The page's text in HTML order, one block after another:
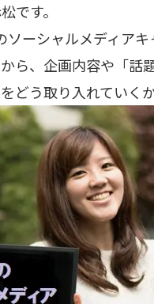
です。
ーシャルメディアキ
ら、企画内容や「話
どう取り入れていく